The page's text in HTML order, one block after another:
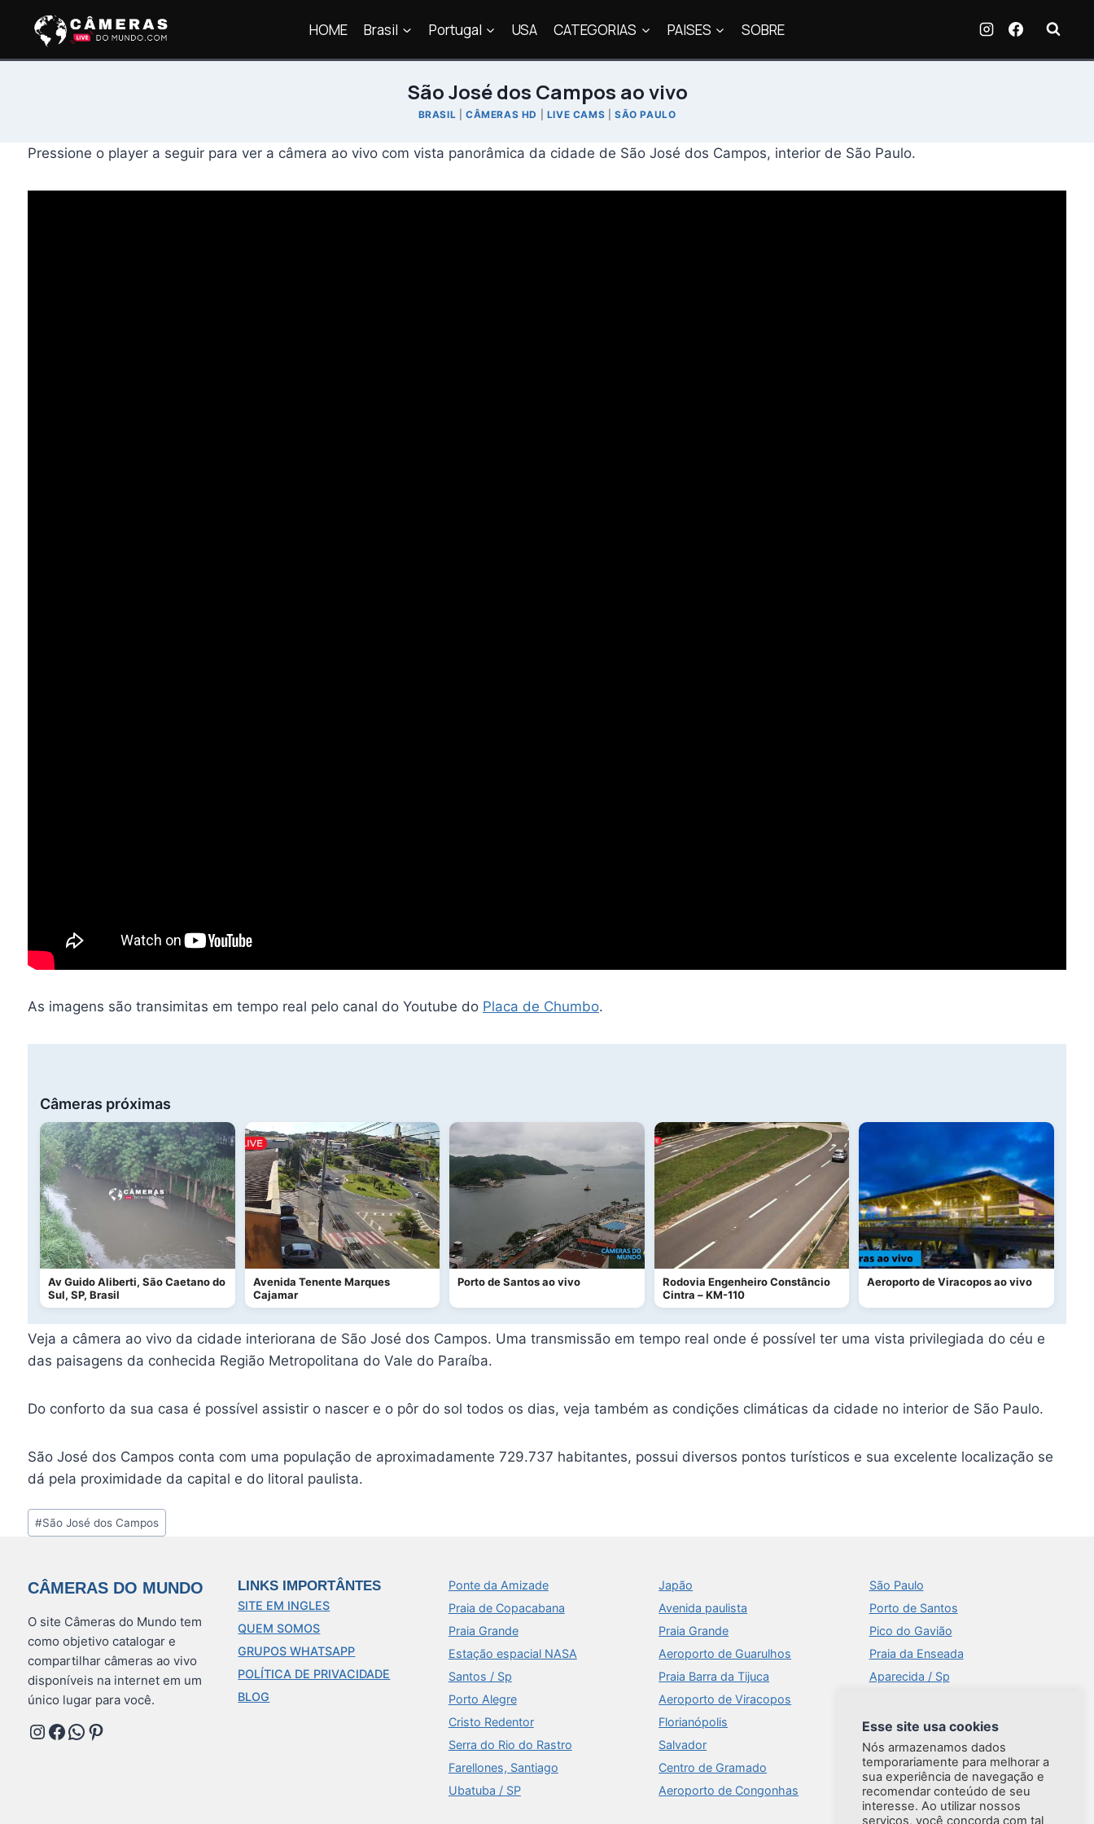
HOME Brasil Portugal USA CATEGORIAS PAISES SOBRE
São José dos Campos ao vivo
BRASIL |CÂMERAS HD LIVE CAMS SÃO PAULO
Pressione o player a seguir para ver a câmera ao vivo com vista panorâmica da cidade de São José dos Campos, interior de São Paulo.
As imagens são transimitas em tempo real pelo canal do Youtube do Placa de Chumbo.
Câmeras próximas
Av Guido Aliberti, São Caetano do
Sul, SP, Brasil
Avenida Tenente Marques
Cajamar
Porto de Santos ao vivo
Rodovia Engenheiro Constâncio
Cintra – KM-110
Aeroporto de Viracopos ao vivo
Veja a câmera ao vivo da cidade interiorana de São José dos Campos. Uma transmissão em tempo real onde é possível ter uma vista privilegiada do céu e
das paisagens da conhecida Região Metropolitana do Vale do Paraíba.
Do conforto da sua casa é possível assistir o nascer e o pôr do sol todos os dias, veja também as condições climáticas da cidade no interior de São Paulo.
São José dos Campos conta com uma população de aproximadamente 729.737 habitantes, possui diversos pontos turísticos e sua excelente localização se
dá pela proximidade da capital e do litoral paulista.
Tags
do
#São José dos Campos
CÂMERAS DO MUNDO
O site Câmeras do Mundo tem
como objetivo catalogar e
compartilhar câmeras ao vivo
disponíveis na internet em um
único lugar para você.
Instagram
Facebook
WhatsApp
Pinterest
LINKS IMPORTÂNTES
SITE EM INGLES
QUEM SOMOS
GRUPOS WHATSAPP
POLÍTICA DE PRIVACIDADE
BLOG
Ponte da Amizade
Praia de Copacabana
Praia Grande
Estação espacial NASA
Santos / Sp
Porto Alegre
Cristo Redentor
Serra do Rio do Rastro
Farellones, Santiago
Ubatuba / SP
Japão
Avenida paulista
Praia Grande
Aeroporto de Guarulhos
Praia Barra da Tijuca
Aeroporto de Viracopos
Florianópolis
Salvador
Centro de Gramado
Aeroporto de Congonhas
São Paulo
Porto de Santos
Pico do Gavião
Praia da Enseada
Aparecida / Sp
Aeroportos
Ilhabela
Brasília
Praia do Forte
Esse site usa cookies
Nós armazenamos dados
temporariamente para melhorar a
sua experiência de navegação e
recomendar conteúdo de seu
interesse. Ao utilizar nossos
serviços, você concorda com tal